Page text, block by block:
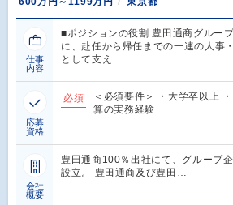
仕事
内容
■ポジションの役割 豊田通商グルー
に、赴任から帰任までの一連の人事
として支え…
応募
資格
必須
＜必須要件＞ ・大学卒以上
算の実務経験
会社
概要
豊田通商100％出社にて、グループ
設立。 豊田通商及び豊田…